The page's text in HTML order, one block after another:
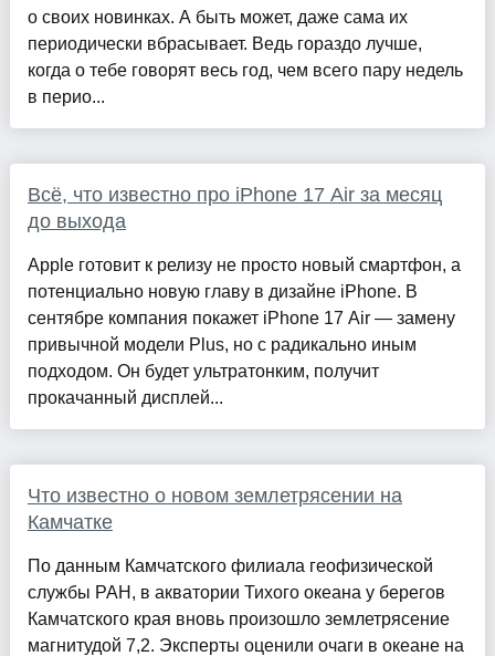
о своих новинках. А быть может, даже сама их
периодически вбрасывает. Ведь гораздо лучше,
когда о тебе говорят весь год, чем всего пару недель
в перио...
Всё, что известно про iPhone 17 Air за месяц
до выхода
Apple готовит к релизу не просто новый смартфон, а
потенциально новую главу в дизайне iPhone. В
сентябре компания покажет iPhone 17 Air — замену
привычной модели Plus, но с радикально иным
подходом. Он будет ультратонким, получит
прокачанный дисплей...
Что известно о новом землетрясении на
Камчатке
По данным Камчатского филиала геофизической
службы РАН, в акватории Тихого океана у берегов
Камчатского края вновь произошло землетрясение
магнитудой 7,2. Эксперты оценили очаги в океане на